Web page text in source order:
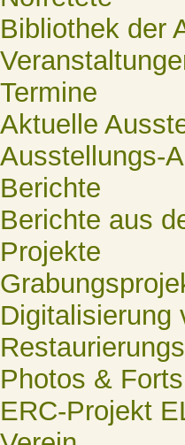
Bibliothek der
Termine
Aktuelle
Ausstellungs-
Berichte
Berichte aus
Projekte
Digitalisierung
Photos & Forts
ERC-Projekt